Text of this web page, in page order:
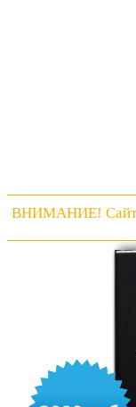
ВНИМАНИЕ! Сайт